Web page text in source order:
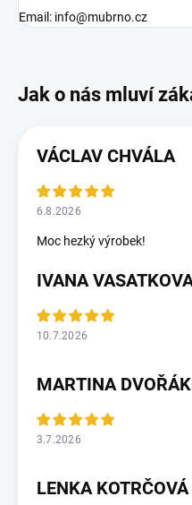
Email: info@mubrno.cz
VÁCLAV CHVÁLA
6.8.2026
Moc hezký výrobek!
IVANA
10.7.2026
MARTINA
3.7.2026
LENKA KOTRČOVÁ